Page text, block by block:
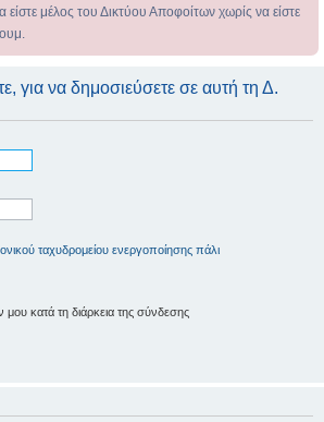
σ
μέλος του Δικτύου Αποφοίτων χωρίς να είστε
για να δημοσιεύσετε σε αυτή τη Δ.
ταχυδρομείου ενεργοποίησης πάλι
κατά τη διάρκεια της σύνδεσης